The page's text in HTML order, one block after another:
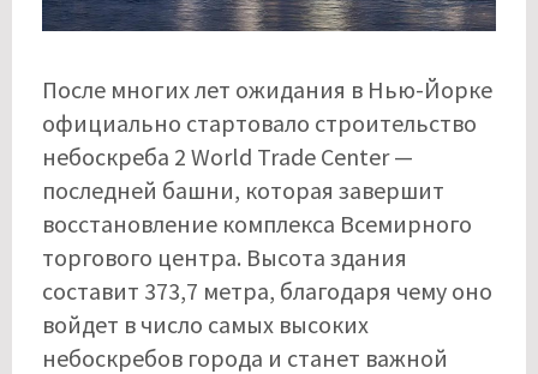
После многих лет ожидания в Нью-Йорке
официально стартовало строительство
небоскреба 2 World Trade Center —
последней башни, которая завершит
восстановление комплекса Всемирного
торгового центра. Высота здания
составит 373,7 метра, благодаря чему оно
войдет в число самых высоких
небоскребов города и станет важной